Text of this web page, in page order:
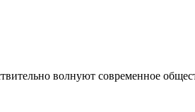
волнуют современное